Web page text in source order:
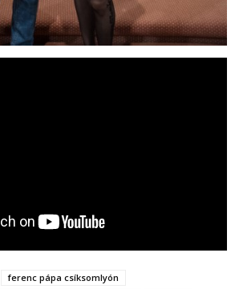
ferenc pápa csíksomlyón